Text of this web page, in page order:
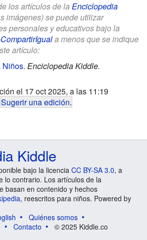
los artículos de la Enciclopedia
imágenes) se puede utilizar
personales y educativos bajo la
a menos que se indique
artículo:
Niños. Enciclopedia Kiddle.
el 17 oct 2025, a las 11:19
Sugerir una edición.
Kiddle
bajo la licencia CC BY-SA 3.0, a
lo contrario. Los artículos de la
basan en contenido y hechos
, reescritos para niños. Powered by
Quiénes somos
Contacto © 2025 Kiddle.co